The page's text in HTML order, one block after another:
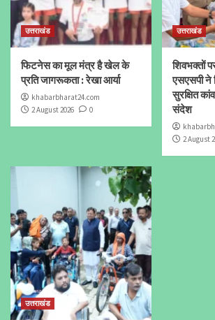
उत्तराखंड
फिटनेस का मूल मंत्र है खेल के
प्रति जागरूकता : रेखा आर्या
khabarbharat24.com
2 August 2026
0
उत्तराखंड
शिवभक्तों
एसएसपी ने
सुरक्षित
संदेश
2 August
उत्तराखंड